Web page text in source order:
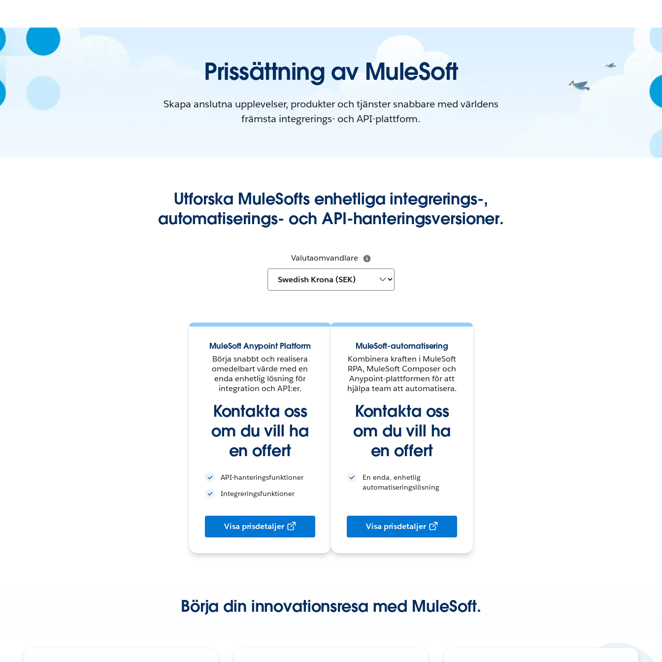
Prissättning av MuleSoft
Skapa anslutna upplevelser, produkter och tjänster snabbare med världens
främsta integrerings- och API-plattform.
Utforska MuleSofts enhetliga integrerings-,
automatiserings- och API-hanteringsversioner.
Valutaomvandlare
MuleSoft Anypoint Platform
Börja snabbt och realisera
omedelbart värde med en
enda enhetlig lösning för
integration och API:er.
Kontakta oss
om du vill ha
en offert
API-hanteringsfunktioner
Integreringsfunktioner
Visa prisdetaljer
MuleSoft-automatisering
Kombinera kraften i MuleSoft
RPA, MuleSoft Composer och
Anypoint-plattformen för att
hjälpa team att automatisera.
Kontakta oss
om du vill ha
en offert
En enda, enhetlig
automatiseringslösning
Visa prisdetaljer
Börja din innovationsresa med MuleSoft.